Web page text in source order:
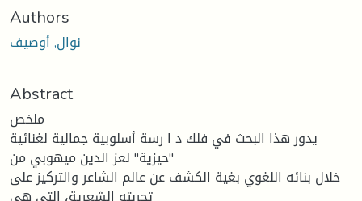
Authors
نوال, أوصیف
Abstract
ملخص
یدور هذا البحث في فلك د ا رسة أسلوبیة جمالیة لغنائیة
"حیزیة" لعز الدین میهوبي من
خلال بنائه اللغوي بغیة الكشف عن عالم الشاعر والتركیز على